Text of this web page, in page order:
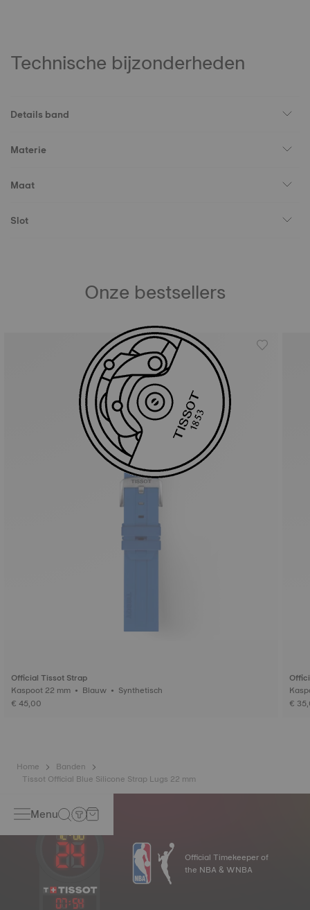
Technische bijzonderheden
Details band
Materie
Maat
Slot
Onze bestsellers
Official Tissot Strap
Kaspoot 22 mm • Blauw • Synthetisch
€ 45,00
€
Home
Banden
Tissot Official Blue Silicone Strap Lugs 22 mm
Menu
07:54
Official Timekeeper of
the NBA & WNBA